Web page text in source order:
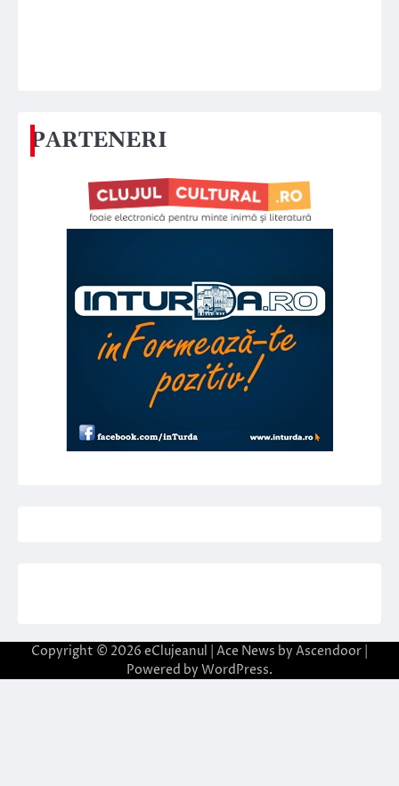
PARTENERI
Copyright © 2026 eClujeanul | Ace News by Ascendoor
Powered by WordPress.